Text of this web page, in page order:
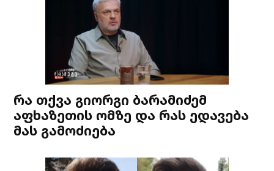
რა თქვა გიორგი ბარამიძემ
აფხაზეთის ომზე და რას ედავება
მას გამოძიება